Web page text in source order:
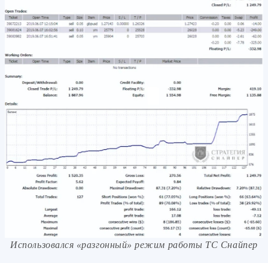
Использовался «разгонный» режим работы ТС Снайпер